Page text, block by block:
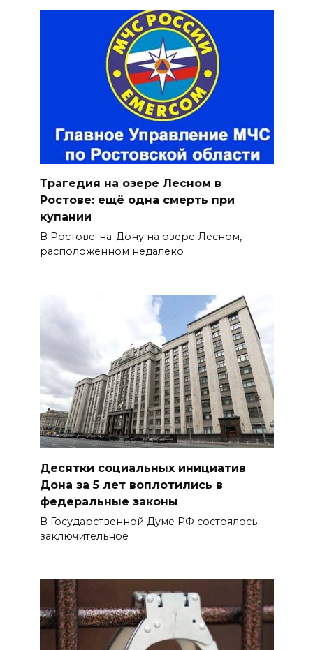
Трагедия на озере Лесном в
Ростове: ещё одна смерть при
купании
В Ростове-на-Дону на озере Лесном,
расположенном недалеко
Десятки социальных инициатив
Дона за 5 лет воплотились в
федеральные законы
В Государственной Думе РФ состоялось
заключительное